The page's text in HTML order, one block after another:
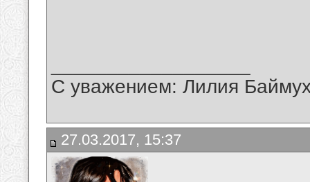
С уважением: Лилия
27.03.2017, 15:37